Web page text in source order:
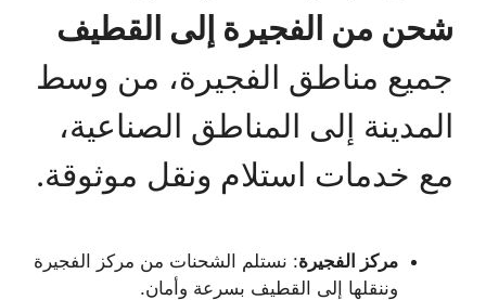
شحن من الفجيرة إلى القطيف
جميع مناطق الفجيرة، من وسط
المدينة إلى المناطق الصناعية،
مع خدمات استلام ونقل موثوقة.
مركز الفجيرة: نستلم الشحنات من مركز الفجيرة
وننقلها إلى القطيف بسرعة وأمان.